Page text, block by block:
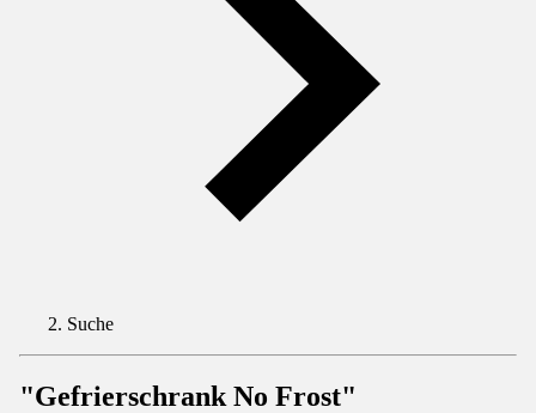
Suche
"Gefrierschrank No Frost"